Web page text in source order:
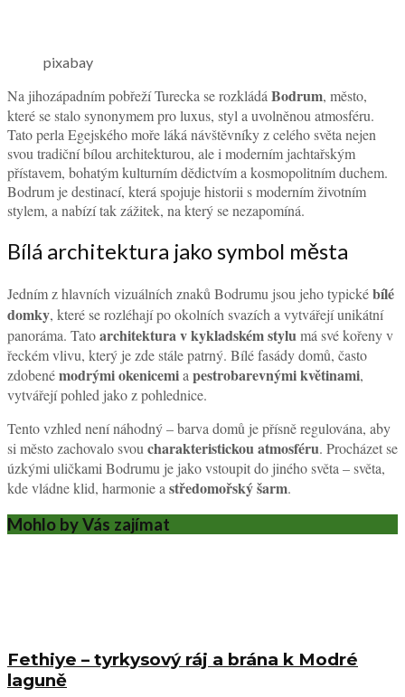
pixabay
Na jihozápadním pobřeží Turecka se rozkládá Bodrum, město,
které se stalo synonymem pro luxus, styl a uvolněnou atmosféru.
Tato perla Egejského moře láká návštěvníky z celého světa nejen
svou tradiční bílou architekturou, ale i moderním jachtařským
přístavem, bohatým kulturním dědictvím a kosmopolitním duchem.
Bodrum je destinací, která spojuje historii s moderním životním
stylem, a nabízí tak zážitek, na který se nezapomíná.
Bílá architektura jako symbol města
Jedním z hlavních vizuálních znaků Bodrumu jsou jeho typickébílé
domky, které se rozléhají po okolních svazích a vytvářejí unikátní
panoráma. Tatoarchitektura v kykladském stylumá své kořeny v
řeckém vlivu, který je zde stále patrný. Bílé fasády domů, často
zdobenémodrými okenicemia pestrobarevnými květinami,
vytvářejí pohled jako z pohlednice.
Tento vzhled není náhodný – barva domů je přísně regulována, aby
si město zachovalo svou charakteristickou atmosféru. Procházet se
úzkými uličkami Bodrumu je jako vstoupit do jiného světa – světa,
kde vládne klid, harmonie a středomořský šarm.
Mohlo by Vás zajímat
Fethiye – tyrkysový ráj a brána k Modré
laguně